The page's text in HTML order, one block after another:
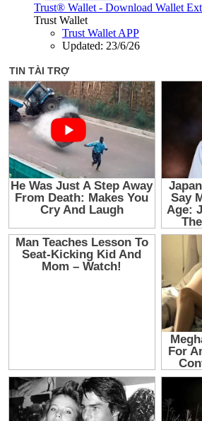
Trust® Wallet - Download Wallet
Trust Wallet
Trust Wallet APP
Updated: 23/6/26